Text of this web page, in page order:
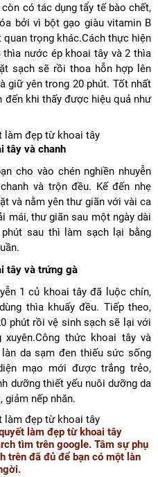
có tác dụng tẩy tế bào chết,
bởi vì bột gạo giàu vitamin B
trọng khác.Cách thực hiện
nước ép khoai tây và 2 thìa
sạch sẽ rồi thoa hỗn hợp lên
giữ yên trong 20 phút. Tốt nhất
đến khi thấy được hiệu quả như
tây và chanh
cho vào chén nghiền nhuyễn
và trộn đều. Kế đến nhẹ
và nằm yên thư giãn với vài ca
mái, thư giãn sau một ngày dài
sau thì làm sạch lại bằng
tây và trứng gà
1 củ khoai tây đã luộc chín,
thìa khuấy đều. Tiếp theo,
phút rồi vệ sinh sạch sẽ lại với
thức khoai tây và
da sạm đen thiếu sức sống
mạo mới được trắng trẻo,
dưỡng thiết yếu nuôi dưỡng da
giảm nếp nhăn.
làm đẹp từ khoai tây
tìm trên google. Tâm sự phụ
trên đã đủ để bạn có một làn